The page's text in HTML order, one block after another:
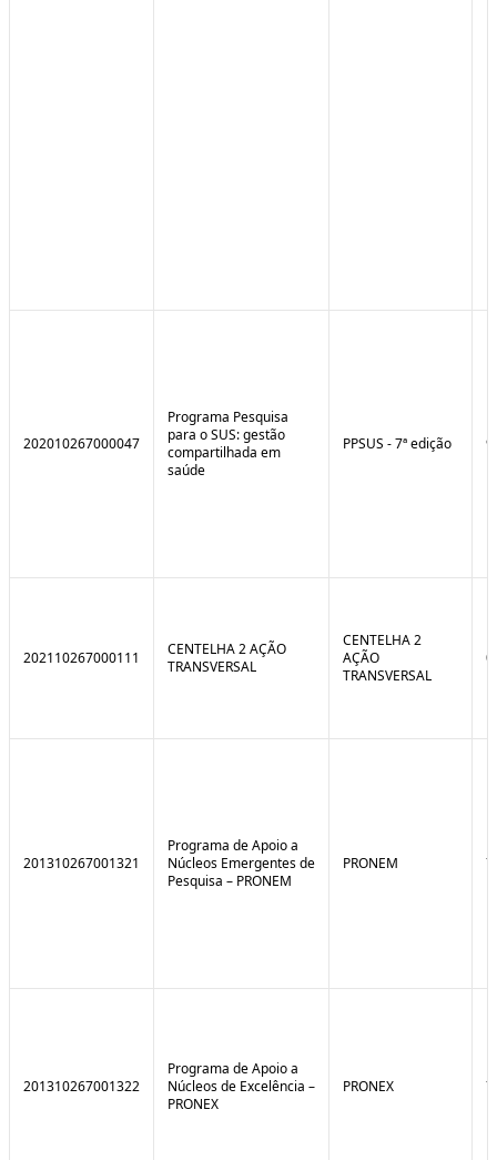
202010267000047
Programa Pesquisa
para o SUS: gestão
compartilhada em
saúde
PPSUS - 7ª edição
202110267000111
CENTELHA 2 AÇÃO
TRANSVERSAL
CENTELHA 2
AÇÃO
TRANSVERSAL
201310267001321
Programa de Apoio a
Núcleos Emergentes de
Pesquisa – PRONEM
PRONEM
201310267001322
Programa de Apoio a
Núcleos de Excelência –
PRONEX
PRONEX